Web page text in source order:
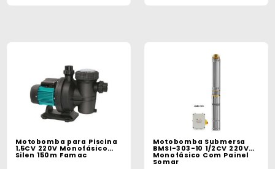
Motobomba para Piscina
1,5CV 220V Monofásico
Silen 150m Famac
Motobomba Submersa
BMSI-303-10 1/2CV 220V
Monofásico Com Painel
Somar